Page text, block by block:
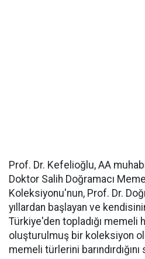
Prof. Dr. Kefelioğlu, AA
Doktor Salih Doğramacı
Koleksiyonu'nun, Prof. Dr.
yıllardan başlayan ve
Türkiye'den topladığı memeli
oluşturulmuş bir koleksiyon
memeli türlerini